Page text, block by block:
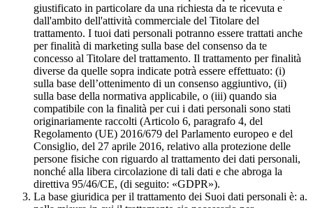
giustificato in particolare da una richiesta da te ricevuta e
dall'ambito dell'attività commerciale del Titolare del
trattamento. I tuoi dati personali potranno essere trattati anche
per finalità di marketing sulla base del consenso da te
concesso al Titolare del trattamento. Il trattamento per finalità
diverse da quelle sopra indicate potrà essere effettuato: (i)
sulla base dell’ottenimento di un consenso aggiuntivo, (ii)
sulla base della normativa applicabile, o (iii) quando sia
compatibile con la finalità per cui i dati personali sono stati
originariamente raccolti (Articolo 6, paragrafo 4, del
Regolamento (UE) 2016/679 del Parlamento europeo e del
Consiglio, del 27 aprile 2016, relativo alla protezione delle
persone fisiche con riguardo al trattamento dei dati personali,
nonché alla libera circolazione di tali dati e che abroga la
direttiva 95/46/CE, (di seguito: «GDPR»).
La base giuridica per il trattamento dei Suoi dati personali è: a.